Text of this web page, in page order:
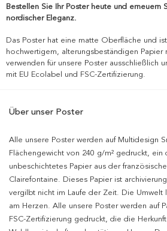
Bestellen Sie Ihr Poster heute und erneuern
nordischer Eleganz.
Das Poster hat eine matte Oberfläche und
hochwertigem, alterungsbeständigen Papier
verwenden für unsere Poster ausschließlich
mit EU Ecolabel und FSC-Zertifizierung.
Über unser Poster
Alle unsere Poster werden auf Multidesign
Flächengewicht von 240 g/m² gedruckt, ein
unbeschichtetes Papier aus der
Clairefontaine. Dieses Papier ist
vergilbt nicht im Laufe der Zeit. Die Umwelt
am Herzen. Alle unsere Poster werden auf
FSC-Zertifizierung gedruckt, die die